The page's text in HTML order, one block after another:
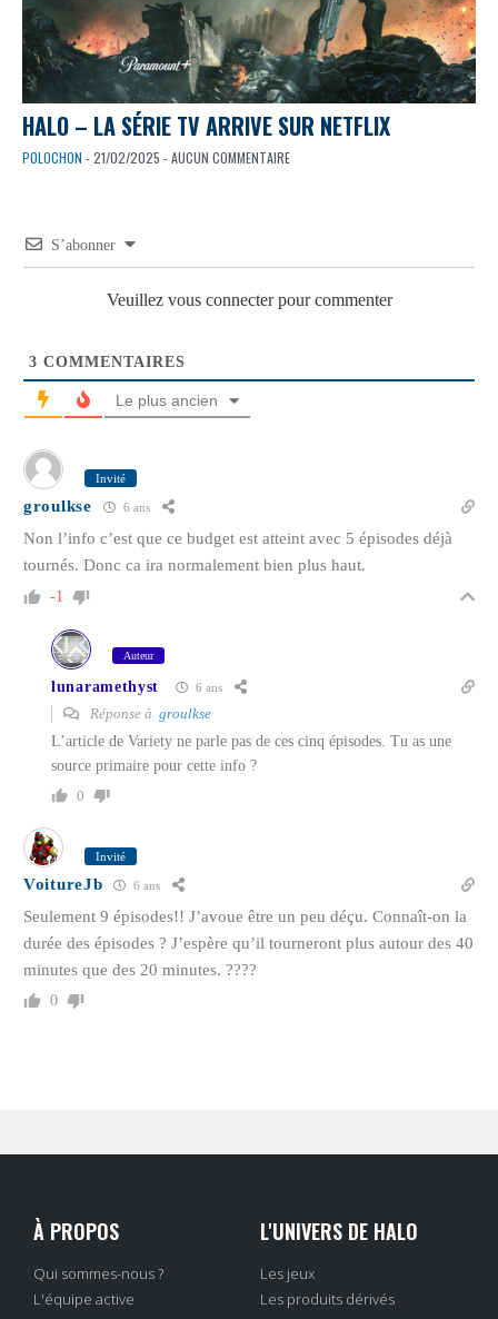
HALO – LA SÉRIE TV ARRIVE SUR NETFLIX
POLOCHON - 21/02/2025 - AUCUN COMMENTAIRE
S’abonner
Veuillez vous connecter pour commenter
3 COMMENTAIRES
Le plus ancien
Invité
groulkse 6 ans
Non l’info c’est que ce budget est atteint avec 5 épisodes déjà
tournés. Donc ca ira normalement bien plus haut.
-1
Auteur
lunaramethyst 6 ans
Réponse à groulkse
L’article de Variety ne parle pas de ces cinq épisodes. Tu as une
source primaire pour cette info ?
0
Invité
VoitureJb 6 ans
Seulement 9 épisodes!! J’avoue être un peu déçu. Connaît-on la
durée des épisodes ? J’espère qu’il tourneront plus autour des 40
minutes que des 20 minutes. ????
0
À PROPOS
Qui sommes-nous ?
L'équipe active
L'UNIVERS DE HALO
Les jeux
Les produits dérivés